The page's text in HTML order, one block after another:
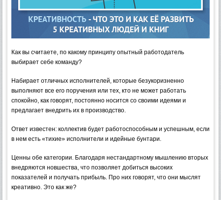
Как вы считаете, по какому принципу опытный работодатель
выбирает себе команду?
Набирает отличных исполнителей, которые безукоризненно
выполняют все его поручения или тех, кто не может работать
спокойно , как говорят, постоянно носится со своими идеями и
предлагает внедрить их в производство.
Ответ известен: коллектив будет работоспособным и успешным, если
в нем есть «тихие» исполнители и идейные бунтари.
Ценны обе категории. Благодаря нестандартному мышлению вторых
внедряются новшества, что позволяет добиться высоких
показателей и получать прибыль. Про них говорят, что они мыслят
креативно. Это как же?